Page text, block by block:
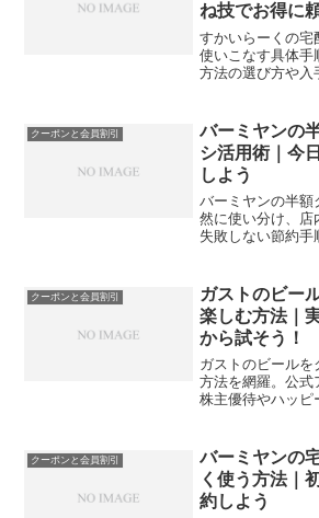
ね技でお得に
すかいらーくの宅
使いこなす具体手
方法の選び方や入
クーポンと会員割引
バーミヤンの
シ活用術｜今
しよう
バーミヤンの半額
然に使い分け、店
失敗しない節約手
最適化しましょう
クーポンと会員割引
ガストのビー
楽しむ方法｜
から試そう！
ガストのビールを
方法を網羅。公式
株主優待やハッピ
多重取りの手順
落とし穴と回避策
クーポンと会員割引
バーミヤンの
く使う方法｜
約しよう